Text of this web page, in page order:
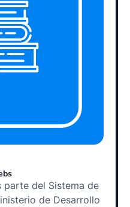
parte del Sistema de
de Desarrollo